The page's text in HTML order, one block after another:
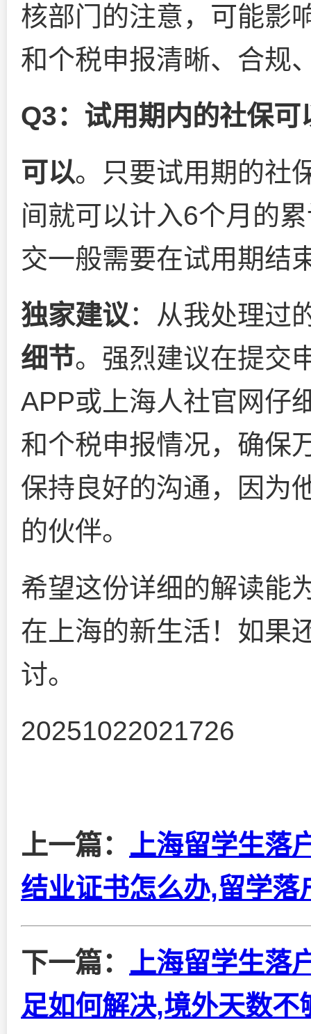
核部门的注意，可能影
和个税申报清晰、合规
Q3：试用期内的社保
可以。只要试用期的社
间就可以计入6个月的
交一般需要在试用期结
独家建议：从我处理过
细节。强烈建议在提交
APP或上海人社官网仔
和个税申报情况，确保
保持良好的沟通，因为
的伙伴。
希望这份详细的解读能
在上海的新生活！如果
讨。
20251022021726
上一篇： 上海留学生落
结业证书怎么办,留学落
下一篇： 上海留学生落
足如何解决,境外天数不